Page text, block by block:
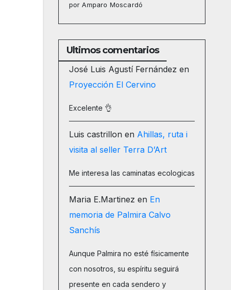
por Amparo Moscardó
Ultimos comentarios
José Luis Agustí Fernández en
Proyección El Cervino
Excelente 👌
Luis castrillonen Ahillas, ruta i
visita al seller Terra D’Art
Me interesa las caminatas ecologicas
Maria E.Martinez en En
memoria de Palmira Calvo
Sanchís
Aunque Palmira no esté físicamente
con nosotros, su espíritu seguirá
presente en cada sendero y